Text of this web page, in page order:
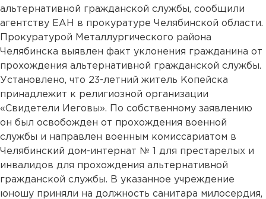
альтернативной гражданской службы, сообщили
агентству ЕАН в прокуратуре Челябинской области.
Прокуратурой Металлургического района
Челябинска выявлен факт уклонения гражданина от
прохождения альтернативной гражданской службы.
Установлено, что 23-летний житель Копейска
принадлежит к религиозной организации
«Свидетели Иеговы». По собственному заявлению
он был освобожден от прохождения военной
службы и направлен военным комиссариатом в
Челябинский дом-интернат № 1 для престарелых и
инвалидов для прохождения альтернативной
гражданской службы. В указанное учреждение
юношу приняли на должность санитара милосердия,